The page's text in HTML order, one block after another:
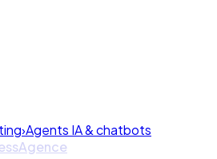
›Agents IA & chatbots
Agence